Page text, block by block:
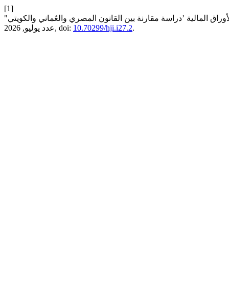
[1]
عدد يوليو, 2026, doi: 10.70299/hji.i27.2.